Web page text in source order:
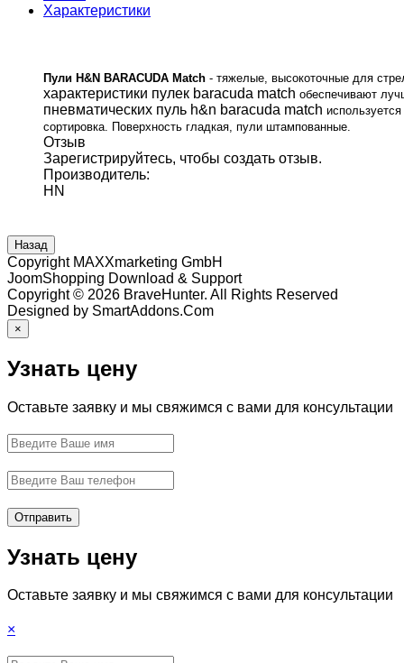
Характеристики
Пули H&N BARACUDA Match - тяжелые, высокоточные для
характеристики пулек baracuda match обеспечивают
пневматических пуль h&n baracuda match
сортировка.
Поверхность гладкая, пули штампованные.
Отзыв
Зарегистрируйтесь, чтобы создать отзыв.
Производитель:
HN
Copyright MAXXmarketing GmbH
JoomShopping Download & Support
Copyright © 2026 BraveHunter. All Rights Reserved
Designed by SmartAddons.Com
×
Узнать цену
Оставьте заявку и мы свяжимся с вами для консультации
Отправить
Узнать цену
Оставьте заявку и мы свяжимся с вами для консультации
×